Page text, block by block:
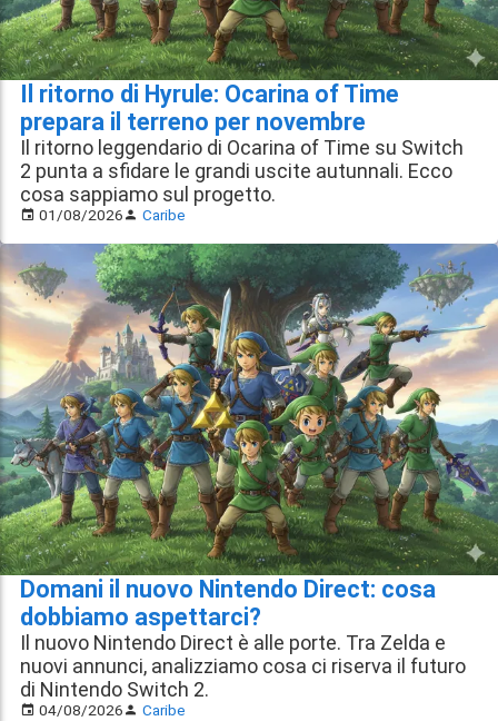
Il ritorno di Hyrule: Ocarina of Time
prepara il terreno per novembre
Il ritorno leggendario di Ocarina of Time su Switch
2 punta a sfidare le grandi uscite autunnali. Ecco
cosa sappiamo sul progetto.
01/08/2026 Caribe
Domani il nuovo Nintendo Direct: cosa
dobbiamo aspettarci?
Il nuovo Nintendo Direct è alle porte. Tra Zelda e
nuovi annunci, analizziamo cosa ci riserva il futuro
di Nintendo Switch 2.
04/08/2026 Caribe